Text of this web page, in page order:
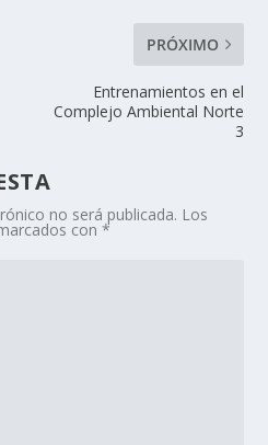
PRÓXIMO
Entrenamientos en el
Complejo Ambiental Norte
3
no será publicada. Los
con*